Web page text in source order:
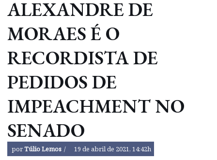
ALEXANDRE DE
MORAES É O
RECORDISTA DE
PEDIDOS DE
IMPEACHMENT NO
SENADO
porTúlio Lemos 19 de abril de 2021, 14:42h